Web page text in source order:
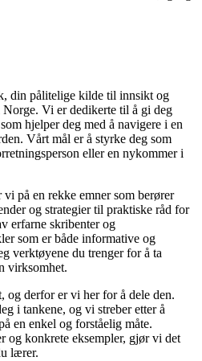
din pålitelige kilde til innsikt og
Vi er dedikerte til å gi deg
hjelper deg med å navigere i en
Vårt mål er å styrke deg som
eller en nykommer i
på en rekke emner som berører
og strategier til praktiske råd for
erfarne skribenter og
som er både informative og
verktøyene du trenger for å ta
virksomhet.
og derfor er vi her for å dele den.
i tankene, og vi streber etter å
en enkel og forståelig måte.
og konkrete eksempler, gjør vi det
lærer.